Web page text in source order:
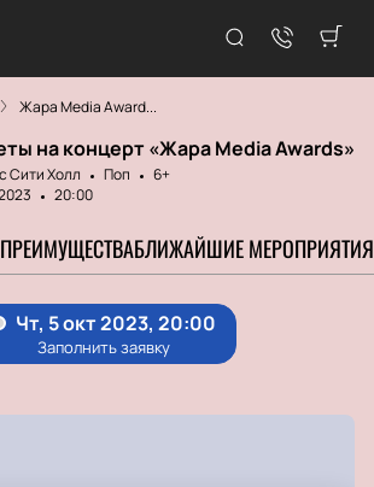
Жара Media Award...
на концерт «Жара Media Awards»
Сити Холл Поп
6+
20:00
БЛИЖАЙШИЕ МЕРОПРИЯТИЯ